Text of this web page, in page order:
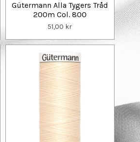
Gütermann Alla Tygers Tråd
200m Col. 800
51,00 kr